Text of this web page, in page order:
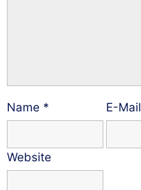
Name * E-Mail
Website